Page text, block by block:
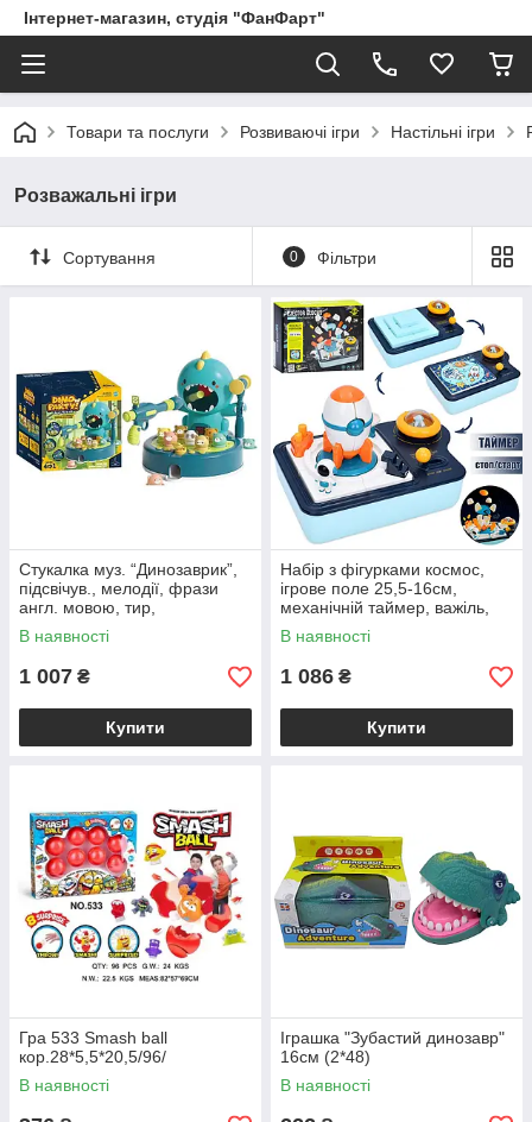
Інтернет-магазин, студія "ФанФарт"
Товари та послуги Розвиваючі ігри Настільні ігри
Розважальні ігри
Сортування 0 Фільтри
Стукалка муз. “Динозаврик”,
підсвічув., мелодії, фрази
англ. мовою, тир,
катапульта,пістолет, рівні
В наявності
1 007 ₴
Купити
Набір з фігурками космос,
ігрове поле 25,5-16см,
механічній таймер, важіль,
платформа-катапульта,
ракета (конструктор), пазл, в
В наявності
1 086 ₴
Купити
Гра 533 Smash ball
кор.28*5,5*20,5/96/
В наявності
Іграшка "Зубастий динозавр"
16см (2*48)
В наявності